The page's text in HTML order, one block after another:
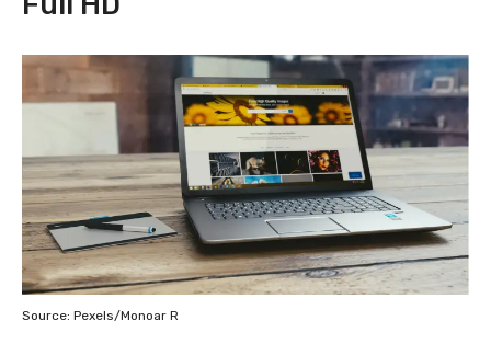
Source: Pexels/Monoar R